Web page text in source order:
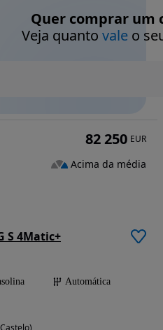
Quer comprar um
Veja quanto valeo
S 4Matic+
Automática
82 250 EUR
Acima da média